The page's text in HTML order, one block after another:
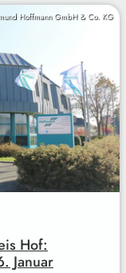
Hoffmann GmbH & Co. KG
Hof:
Januar